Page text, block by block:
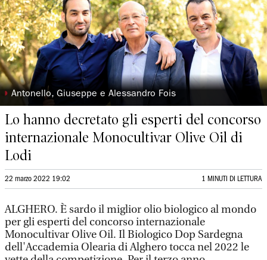
◗ Antonello, Giuseppe e Alessandro Fois
Lo hanno decretato gli esperti del concorso
internazionale Monocultivar Olive Oil di
Lodi
22 marzo 2022 19:02 1 MINUTI DI LETTURA
ALGHERO. È sardo il miglior olio biologico al mondo
per gli esperti del concorso internazionale
Monocultivar Olive Oil. Il Biologico Dop Sardegna
dell'Accademia Olearia di Alghero tocca nel 2022 le